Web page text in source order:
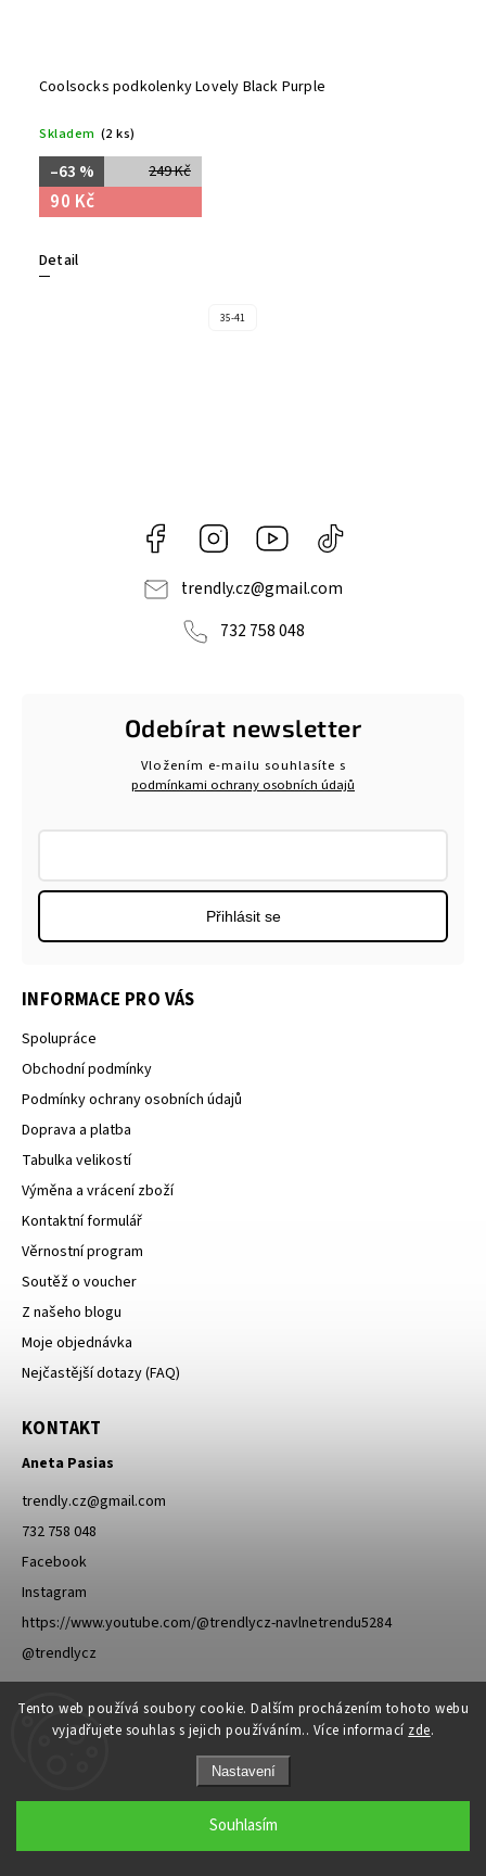
Tento web používá soubory cookie. Dalším procházením tohoto webu
vyjadřujete souhlas s jejich používáním.. Více informací zde.
Nastavení
Souhlasím
Coolsocks podkolenky Lovely Black Purple
Skladem (2 ks)
249 Kč
–63 %
90 Kč
Detail
35-41
Facebook Instagram https://www.youtube.com/
navlnetrendu5284
trendly.cz@gmail.com
732 758 048
INFORMACE PRO VÁS
Spolupráce
Obchodní podmínky
Podmínky ochrany osobních údajů
Doprava a platba
Tabulka velikostí
Výměna a vrácení zboží
Kontaktní formulář
Věrnostní program
Soutěž o voucher
Z našeho blogu
Moje objednávka
Nejčastější dotazy (FAQ)
Odebírat newsletter
Vložením e-mailu souhlasíte s
podmínkami ochrany osobních údajů
Přihlásit se
KONTAKT
Aneta Pasias
trendly.cz@gmail.com
732 758 048
Facebook
Instagram
https://www.youtube.com/@trendlycz-navlnetrendu5284
@trendlycz
PŘIJÍMÁME ONLINE PLATBY